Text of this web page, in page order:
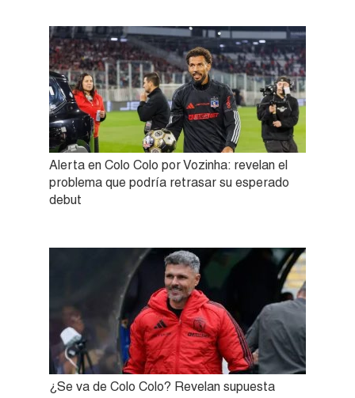
Alerta en Colo Colo por Vozinha: revelan el
problema que podría retrasar su esperado
debut
¿Se va de Colo Colo? Revelan supuesta